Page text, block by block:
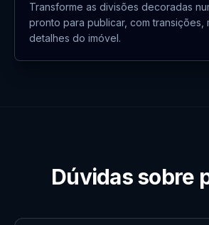
Transforme as divisões decoradas
pronto para publicar, com transições,
detalhes do imóvel.
Dúvidas sobre